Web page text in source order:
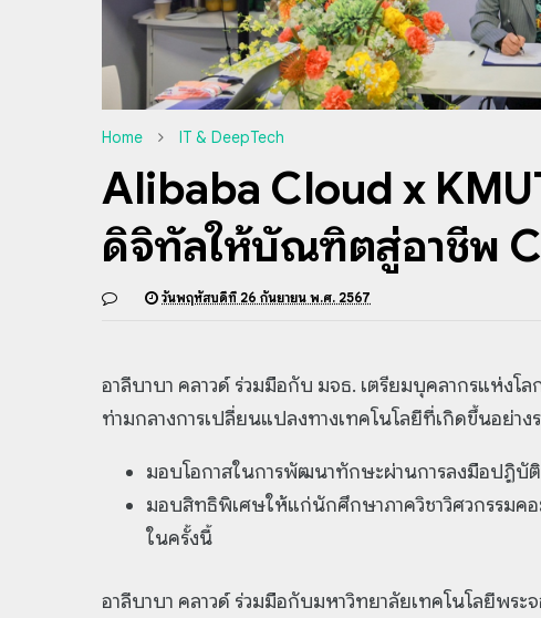
Home IT & DeepTech
Alibaba Cloud x
ดิจิทัลให้บัณฑิตสู่อาชีพ
วันพฤหัสบดีที่ 26 กันยายน พ.ศ. 2567
อาลีบาบา คลาวด์ ร่วมมือกับ มจธ. เตรียมบุคลากรแห่งโ
ท่ามกลางการเปลี่ยนแปลงทางเทคโนโลยีที่เกิดขึ้นอย่างร
มอบโอกาสในการพัฒนาทักษะผ่านการลงมือปฏิบัติ
มอบสิทธิพิเศษให้แก่นักศึกษาภาควิชาวิศวกรรมคอ
ในครั้งนี้
อาลีบาบา คลาวด์ ร่วมมือกับมหาวิทยาลัยเทคโนโลยีพระ